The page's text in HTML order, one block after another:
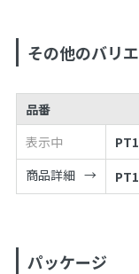
その他のバリ
品番
表示中
商品詳細
パッケージ